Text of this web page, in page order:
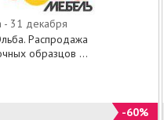
матраса
бонус дизайнерам
лучшей цены
- 31 декабря
Распродажа
образцов ...
-60%